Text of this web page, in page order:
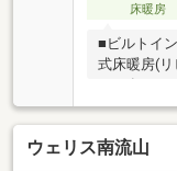
させてい
床暖房
■ビルトイ
式床暖房(リ
クス有■モ
室 ■パーテ
ンジ
ウェリス南流山